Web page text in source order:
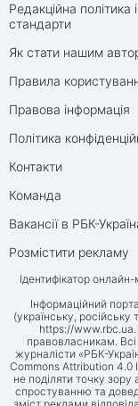
Редакційна політика і
стандарти
Як стати нашим
Правила
Правова інформація
Політика
Контакти
Команда
Вакансії в РБК-
Розмістити рекламу
Ідентифікатор
Інформаційний
(українську, російську
https://www.rbc.ua
правовласникам. Всі
журналісти «РБК-
Commons Attribution 4.0
не поділяти точку зору
спростуванню та